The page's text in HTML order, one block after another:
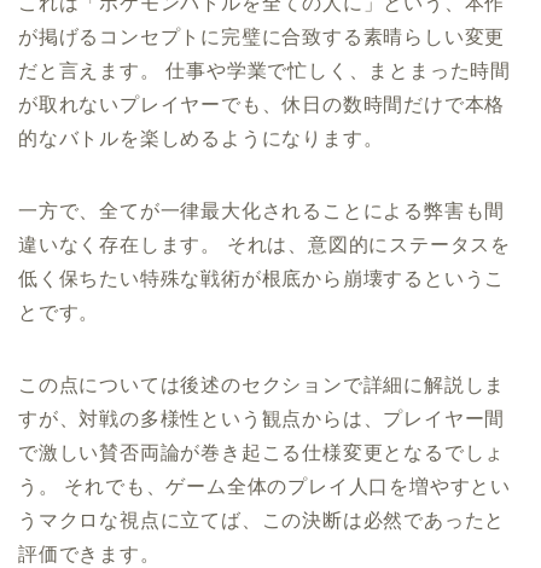
が掲げるコンセプトに完璧に合致する素晴らしい変更
だと言えます。 仕事や学業で忙しく、まとまった時間
が取れないプレイヤーでも、休日の数時間だけで本格
的なバトルを楽しめるようになります。
一方で、全てが一律最大化されることによる弊害も間
違いなく存在します。 それは、意図的にステータスを
低く保ちたい特殊な戦術が根底から崩壊するというこ
とです。
この点については後述のセクションで詳細に解説しま
すが、対戦の多様性という観点からは、プレイヤー間
で激しい賛否両論が巻き起こる仕様変更となるでしょ
う。 それでも、ゲーム全体のプレイ人口を増やすとい
うマクロな視点に立てば、この決断は必然であったと
評価できます。